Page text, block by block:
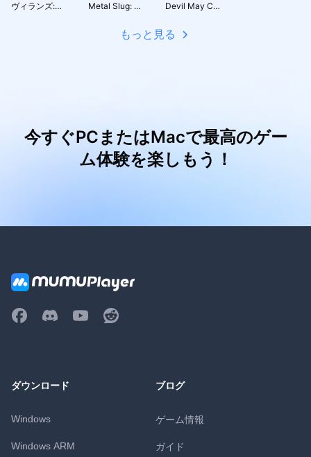
ヴィランズ:ロボバトルロイヤル Metal Slug: Awakening Devil May Cry: Peak of Combat
もっと見る
今すぐPCまたはMacで最高のゲー
ム体験を楽しもう！
ダウンロード
Windows
Windows ARM
ブログ
ゲーム情報
ガイド